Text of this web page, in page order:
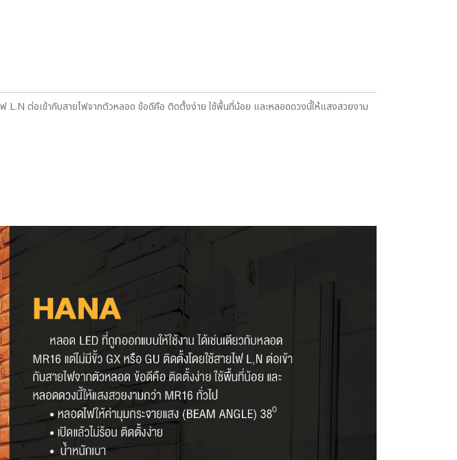
L.N ต่อเข้ากับสายไฟจากตัวหลอด ข้อดีคือ ติดตั้งง่าย ใช้พื้นที่น้อย และหลอดดวงนี้ให้แสงสวยงาม